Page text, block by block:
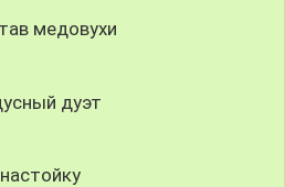
медовухи
дуэт